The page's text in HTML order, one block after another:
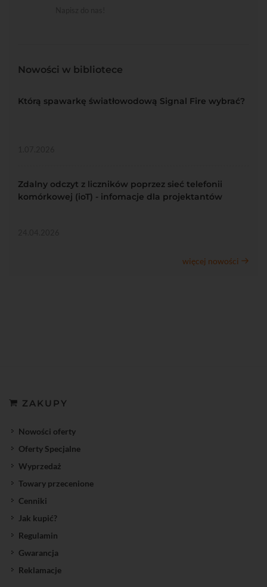
Nowości w bibliotece
Którą spawarkę światłowodową Signal Fire wybrać?
Zdalny odczyt z liczników poprzez sieć telefonii
komórkowej (ioT) - infomacje dla projektantów
więcej nowości
ZAKUPY
Nowości oferty
Oferty Specjalne
Wyprzedaż
Towary przecenione
Cenniki
Jak kupić?
Regulamin
Gwarancja
Reklamacje